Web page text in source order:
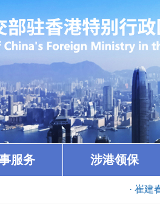
服务 涉港领保
· 崔建春